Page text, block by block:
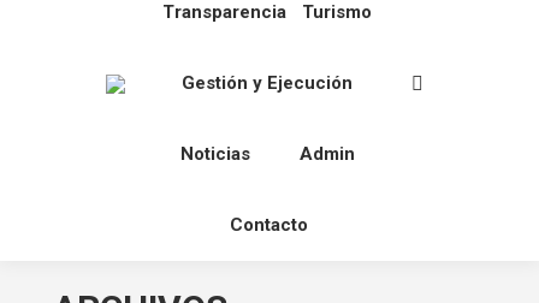
Transparencia Turismo
Gestión y Ejecución
Noticias Admin
Contacto
Buscar: